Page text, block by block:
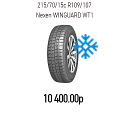
215/70/15c R109/107
Nexen WINGUARD WT1
10 400.00р